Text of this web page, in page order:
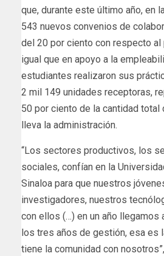
que, durante este último año, en
543 nuevos convenios de
del 20 por ciento con respecto al
igual que en apoyo a la
estudiantes realizaron sus
2 mil 149 unidades receptoras,
50 por ciento de la cantidad
lleva la administración.
“Los sectores productivos, los
sociales, confían en la
Sinaloa para que nuestros
investigadores, nuestros
con ellos (…) en un año llegamos
los tres años de gestión, esa es
tiene la comunidad con